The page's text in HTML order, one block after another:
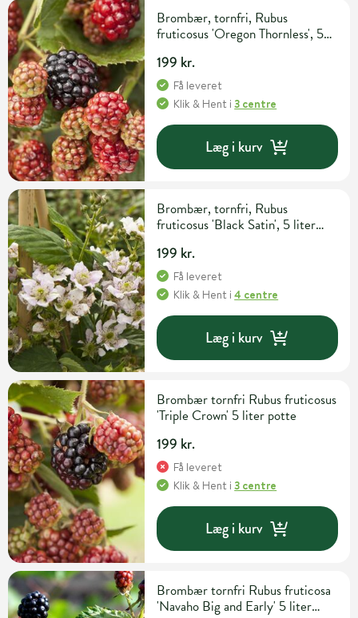
Brombær, tornfri, Rubus
fruticosus 'Oregon Thornless', 5
199 kr.
Få leveret
Klik & Hent i3 centre
Læg i kurv
Brombær, tornfri, Rubus
fruticosus 'Black Satin', 5 liter
199 kr.
Få leveret
Klik & Hent i4 centre
Læg i kurv
Brombær tornfri Rubus fruticosus
'Triple Crown' 5 liter potte
199 kr.
Få leveret
Klik & Hent i3 centre
Læg i kurv
Brombær tornfri Rubus fruticosa
'Navaho Big and Early' 5 liter